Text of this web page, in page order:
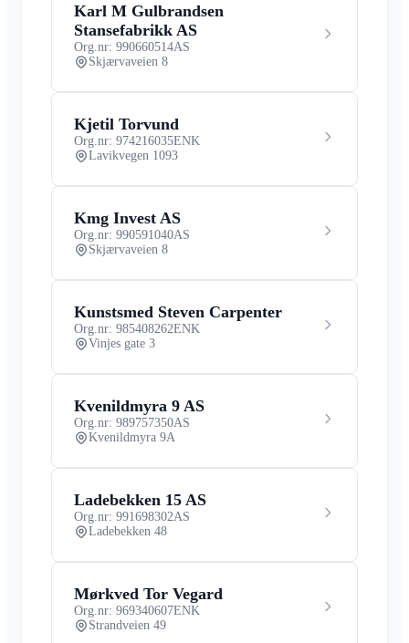
Karl M Gulbrandsen
Stansefabrikk AS
Org.nr: 990660514AS
Skjærvaveien 8
Kjetil Torvund
Org.nr: 974216035ENK
Lavikvegen 1093
Kmg Invest AS
Org.nr: 990591040AS
Skjærvaveien 8
Kunstsmed Steven Carpenter
Org.nr: 985408262ENK
Vinjes gate 3
Kvenildmyra 9 AS
Org.nr: 989757350AS
Kvenildmyra 9A
Ladebekken 15 AS
Org.nr: 991698302AS
Ladebekken 48
Mørkved Tor Vegard
Org.nr: 969340607ENK
Strandveien 49